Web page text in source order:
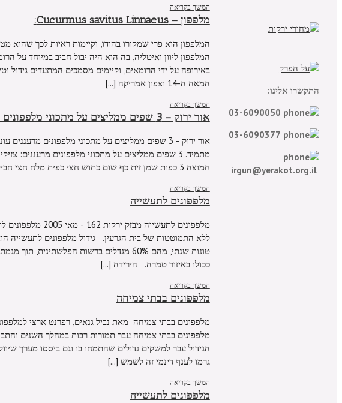
המשך בקריאה
מלפפון – Cucurmus savitus Linnaeus:
המלפפון ליוון ואיטליה, בה הוא היה יבול חביב במיוחד על
באירופה על ידי הרומאים, וקיימים מסמכים המתעדים
המאה ה-14 וצפון אמריקה [...]
המשך בקריאה
אור ירוק – 3 שפים ממליצים על מתכוני מלפפונים מרעננים
אור ירוק - 3 שפים ממליצים על מתכוני מלפפונים
חמוצה 3 כפות שמן זית כף שום כתוש חצי כפית מלח חצי חבילת שמיר חצי חבילת נענע 6 מלפפונים [...]
המשך בקריאה
מלפפונים לתעשייה
מלפפונים
טונות שנתי, מהם 60% מגדלים ברשות
ככולו באיזור טמרה. הירידה [...]
המשך בקריאה
מלפפונים בבתי צמיחה
מלפפונים בבתי צמיחה עבר תמורות רבות במהלך השנים
הגידול עבר למשקים גדולים שהתמחו בו וגם ביססו מערך
גרמו לענף דינמי זה לשמש [...]
המשך בקריאה
מלפפונים לתעשייה
התקשרו אלינו: